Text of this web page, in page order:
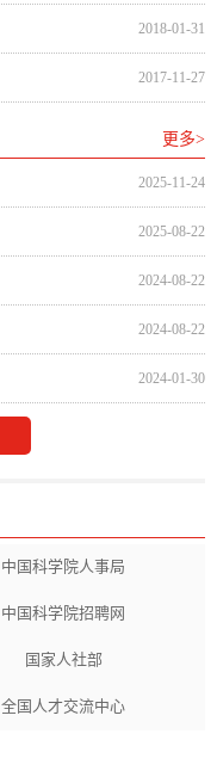
2018-01-31
2017-11-27
更多>
2025-11-24
2025-08-22
2024-08-22
2024-08-22
2024-01-30
中国科学院人事局
中国科学院招聘网
国家人社部
全国人才交流中心